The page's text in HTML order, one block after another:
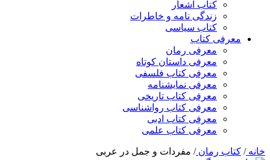
کتاب اشعار
زندگی نامه و خاطرات
کتاب سیاسی
معرفی کتاب
معرفی رمان
معرفی داستان کوتاه
معرفی کتاب فلسفی
معرفی نمایشنامه
معرفی کتاب تاریخی
معرفی کتاب رواشناسی
معرفی کتاب ادبی
معرفی کتاب علمی
خانه/ کتاب رمان/ مفردات و جمل در عربی